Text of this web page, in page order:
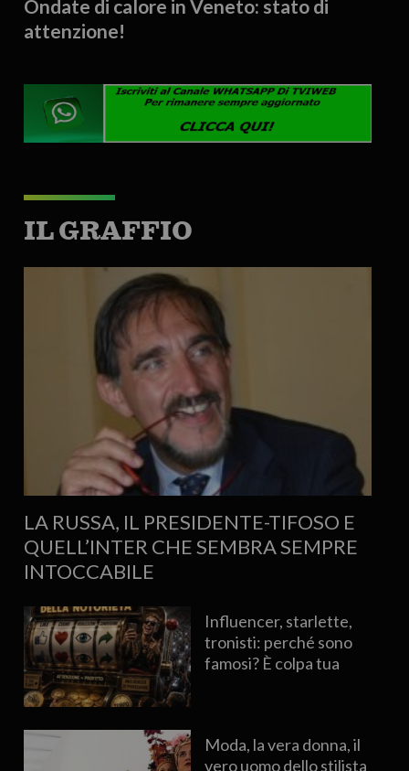
Ondate di calore in Veneto: stato di
attenzione!
IL GRAFFIO
LA RUSSA, IL PRESIDENTE-TIFOSO E
QUELL’INTER CHE SEMBRA SEMPRE
INTOCCABILE
Influencer, starlette,
tronisti: perché sono
famosi? È colpa tua
Moda, la vera donna, il
vero uomo dello stilista